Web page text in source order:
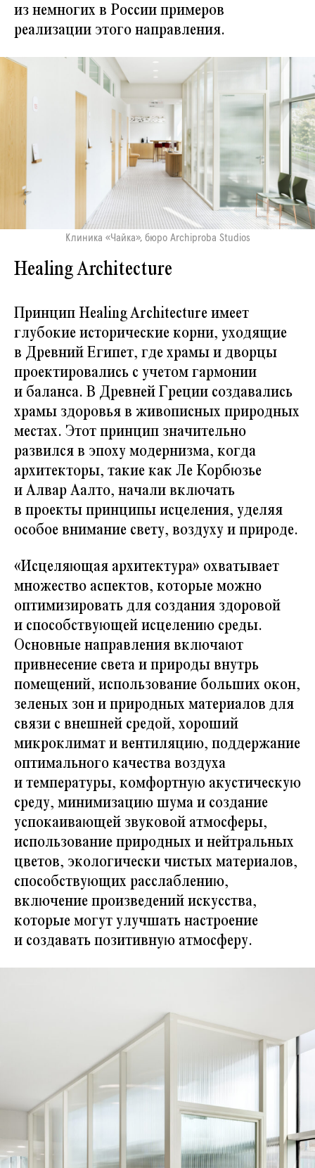
из немногих в России примеров
реализации этого направления.
Клиника «Чайка», бюро Archiproba Studios
Healing Architecture
Принцип Healing Architecture имеет
глубокие исторические корни, уходящие
в Древний Египет, где храмы и дворцы
проектировались с учётом гармонии
и баланса. В Древней Греции создавались
храмы здоровья в живописных природных
местах. Этот принцип значительно
развился в эпоху модернизма, когда
архитекторы, такие как Ле Корбюзье
и Алвар Аалто, начали включать
в проекты принципы исцеления, уделяя
особое внимание свету, воздуху и природе.
«Исцеляющая архитектура» охватывает
множество аспектов, которые можно
оптимизировать для создания здоровой
и способствующей исцелению среды.
Основные направления включают
привнесение света и природы внутрь
помещений, использование больших окон,
зелёных зон и природных материалов для
связи с внешней средой, хороший
микроклимат и вентиляцию, поддержание
оптимального качества воздуха
и температуры, комфортную акустическую
среду, минимизацию шума и создание
успокаивающей звуковой атмосферы,
использование природных и нейтральных
цветов, экологически чистых материалов,
способствующих расслаблению,
включение произведений искусства,
которые могут улучшать настроение
и создавать позитивную атмосферу.